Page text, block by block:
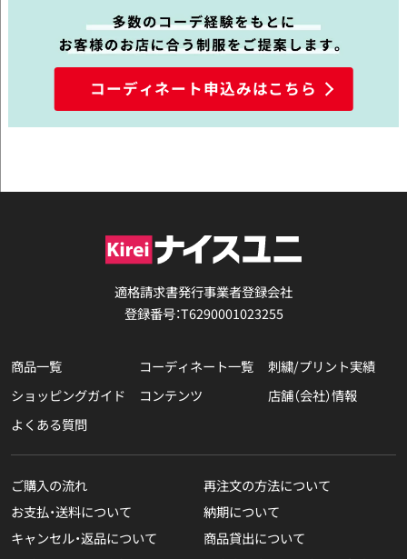
コーディネート申込みはこちら
適格請求書発行事業者登録会社
登録番号：T6290001023255
商品一覧 コーディネート一覧
刺繍/プリント実績
ショッピングガイド
コンテンツ
店舗（会社）情報
よくある質問
ご購入の流れ
再注文の方法について
お支払・送料について
納期について
キャンセル・返品について
商品貸出について